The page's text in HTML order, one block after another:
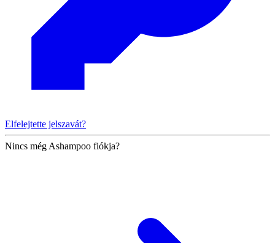
Elfelejtette jelszavát?
Nincs még Ashampoo fiókja?